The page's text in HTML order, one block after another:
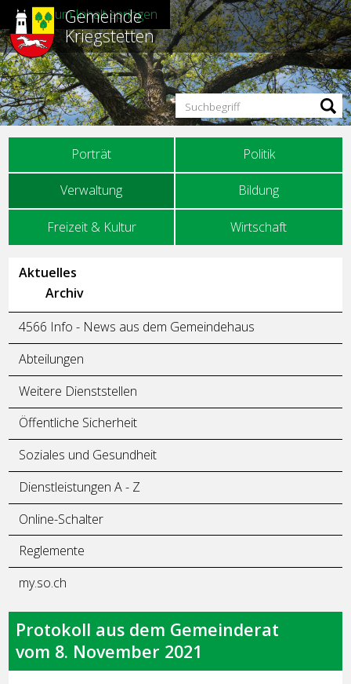
Direkt zum Inhalt springen
Hauptnavigation
Porträt Politik
Verwaltung Bildung
Freizeit & Kultur Wirtschaft
Gemeinde
Kriegstetten
Suchbegriff
Unternavigation
Aktuelles
Archiv
4566 Info - News aus dem Gemeindehaus
Abteilungen
Weitere Dienststellen
Öffentliche Sicherheit
Soziales und Gesundheit
Dienstleistungen A - Z
Online-Schalter
Reglemente
my.so.ch
Protokoll aus dem Gemeinderat
vom 8. November 2021